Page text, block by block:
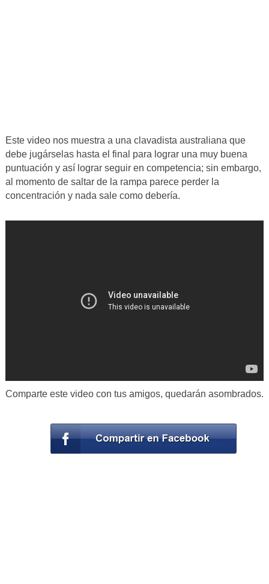
Este video nos muestra a una clavadista australiana que
debe jugárselas hasta el final para lograr una muy buena
puntuación y así lograr seguir en competencia; sin embargo,
al momento de saltar de la rampa parece perder la
concentración y nada sale como debería.
Comparte este video con tus amigos, quedarán asombrados.